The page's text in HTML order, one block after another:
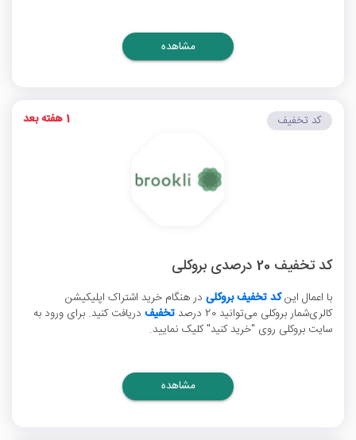
مشاهده
کد تخفیف 20 درصدی بروکلی
با اعمال اینکد تخفیف بروکلی در هنگام خرید اشتراک اپلیکیشن
کالری‌شمار بروکلی می‌توانید 20 درصد
تخفیف دریافت کنید. برای ورود به
سایت بروکلی روی "خرید کنید" کلیک نمایید.
کد تخفیف 1 هفته بعد
مشاهده